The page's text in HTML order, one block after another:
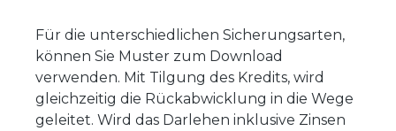
Für die unterschiedlichen Sicherungsarten,
können Sie Muster zum Download
verwenden. Mit Tilgung des Kredits, wird
gleichzeitig die Rückabwicklung in die Wege
geleitet. Wird das Darlehen inklusive Zinsen